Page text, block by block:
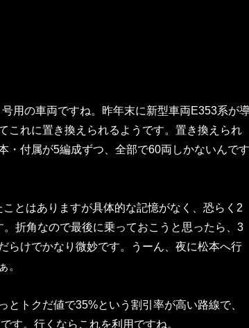
用の車両ですね。昨年末に新型車両E353系が
これに置き換えられるようです。置き換えられ
・付属が5編成ずつ、全部で60両しかないんです
とはありますが具体的な記憶がなく、恐らく2
折角なので最後に乗っておこうと思ったら、3
らけでかなり微妙です。うーん、夜に松本へ行
。
とトクだ値で35%という割引率が高い路線で、
す。行くならこれを利用ですね。